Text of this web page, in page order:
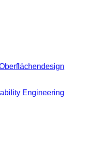
Engineering